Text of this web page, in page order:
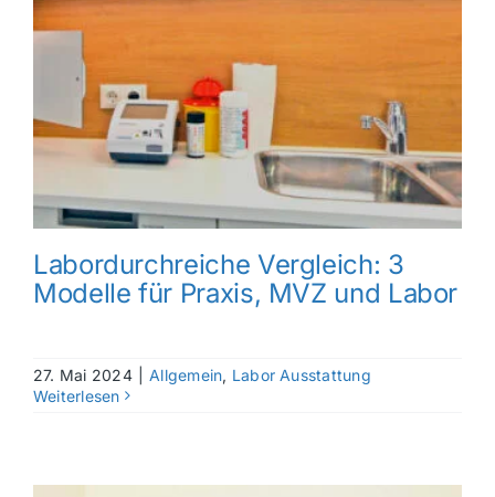
Labordurchreiche Vergleich: 3
Modelle für Praxis, MVZ und Labor
27. Mai 2024 Allgemein, Labor Ausstattung
Weiterlesen